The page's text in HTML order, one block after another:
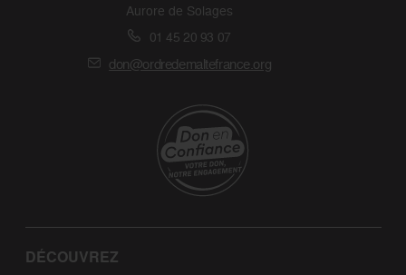
Aurore de Solages
01 45 20 93 07
don@ordredemaltefrance.org
DÉCOUVREZ